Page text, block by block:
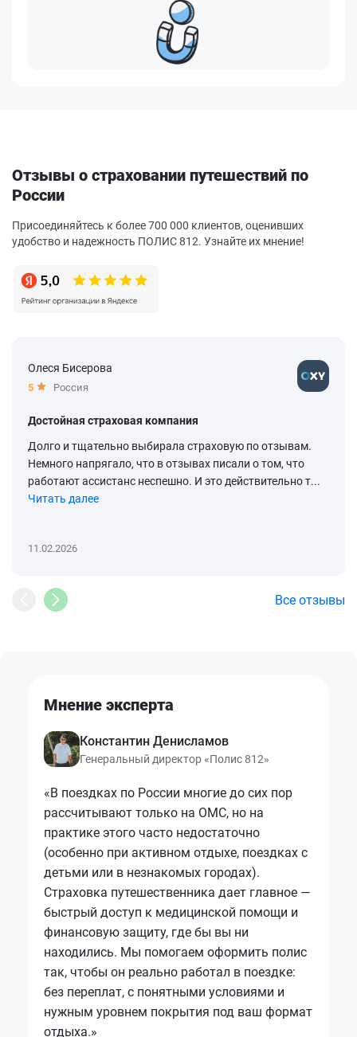
Отзывы о страховании путешествий по
России
Присоединяйтесь к более 700 000 клиентов, оценивших
удобство и надежность ПОЛИС 812. Узнайте их мнение!
Олеся Бисерова
5 Россия
Достойная страховая компания
Долго и тщательно выбирала страховую по отзывам.
Немного напрягало, что в отзывах писали о том, что
работают ассистанс неспешно. И это действительно т...
Читать далее
11.02.2026
Все отзывы
Мнение эксперта
Константин Денисламов
Генеральный директор «Полис 812»
«В поездках по России многие до сих пор
рассчитывают только на ОМС, но на
практике этого часто недостаточно
(особенно при активном отдыхе, поездках с
детьми или в незнакомых городах).
Страховка путешественника дает главное —
быстрый доступ к медицинской помощи и
финансовую защиту, где бы вы ни
находились. Мы помогаем оформить полис
так, чтобы он реально работал в поездке:
без переплат, с понятными условиями и
нужным уровнем покрытия под ваш формат
отдыха.»